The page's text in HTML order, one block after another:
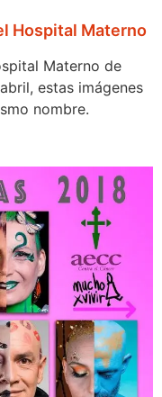
Hospital Materno
Materno de
estas imágenes
nombre.